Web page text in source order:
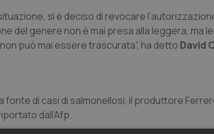
si è deciso di revocare
del genere non è mai presa alla leggera, ma
può mai essere trascurata”, ha detto David
di casi di salmonellosi, il produttore
dall’Afp.